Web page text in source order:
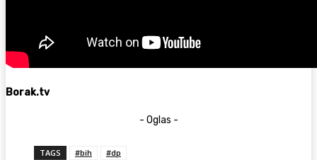
Borak.tv
- Oglas -
TAGS #bih #dp